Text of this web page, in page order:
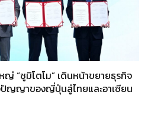
“ซูมิโตโม” เดินหน้าขยายธุรกิจ
ญญาของญี่ปุ่นสู่ไทยและอาเซียน